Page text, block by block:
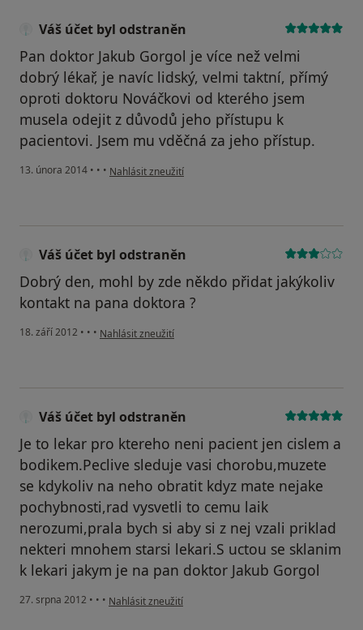
Váš účet byl odstraněn
Pan doktor Jakub Gorgol je více než velmi
dobrý lékař, je navíc lidský, velmi taktní, přímý
oproti doktoru Nováčkovi od kterého jsem
musela odejit z důvodů jeho přístupu k
pacientovi. Jsem mu vděčná za jeho přístup.
13. února 2014 • • • podle názoru uživatele Váš účet byl odstraněn
Nahlásit zneužití
Váš účet byl odstraněn
Dobrý den, mohl by zde někdo přidat jakýkoliv
kontakt na pana doktora ?
18. září 2012 • • • podle názoru uživatele Váš účet byl odstraněn
Nahlásit zneužití
Váš účet byl odstraněn
Je to lekar pro ktereho neni pacient jen cislem a
bodikem.Peclive sleduje vasi chorobu,muzete
se kdykoliv na neho obratit kdyz mate nejake
pochybnosti,rad vysvetli to cemu laik
nerozumi,prala bych si aby si z nej vzali priklad
nekteri mnohem starsi lekari.S uctou se sklanim
k lekari jakym je na pan doktor Jakub Gorgol
27. srpna 2012 • • • podle názoru uživatele Váš účet byl odstraněn
Nahlásit zneužití